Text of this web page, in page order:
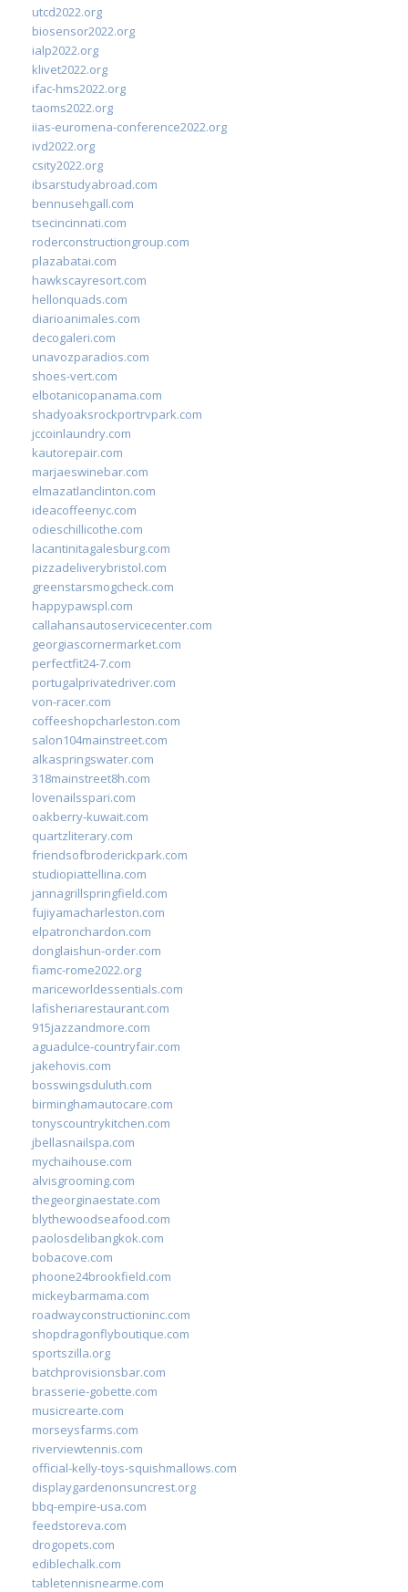
utcd2022.org
biosensor2022.org
ialp2022.org
klivet2022.org
ifac-hms2022.org
taoms2022.org
iias-euromena-conference2022.org
ivd2022.org
csity2022.org
ibsarstudyabroad.com
bennusehgall.com
tsecincinnati.com
roderconstructiongroup.com
plazabatai.com
hawkscayresort.com
hellonquads.com
diarioanimales.com
decogaleri.com
unavozparadios.com
shoes-vert.com
elbotanicopanama.com
shadyoaksrockportrvpark.com
jccoinlaundry.com
kautorepair.com
marjaeswinebar.com
elmazatlanclinton.com
ideacoffeenyc.com
odieschillicothe.com
lacantinitagalesburg.com
pizzadeliverybristol.com
greenstarsmogcheck.com
happypawspl.com
callahansautoservicecenter.com
georgiascornermarket.com
perfectfit24-7.com
portugalprivatedriver.com
von-racer.com
coffeeshopcharleston.com
salon104mainstreet.com
alkaspringswater.com
318mainstreet8h.com
lovenailsspari.com
oakberry-kuwait.com
quartzliterary.com
friendsofbroderickpark.com
studiopiattellina.com
jannagrillspringfield.com
fujiyamacharleston.com
elpatronchardon.com
donglaishun-order.com
fiamc-rome2022.org
mariceworldessentials.com
lafisheriarestaurant.com
915jazzandmore.com
aguadulce-countryfair.com
jakehovis.com
bosswingsduluth.com
birminghamautocare.com
tonyscountrykitchen.com
jbellasnailspa.com
mychaihouse.com
alvisgrooming.com
thegeorginaestate.com
blythewoodseafood.com
paolosdelibangkok.com
bobacove.com
phoone24brookfield.com
mickeybarmama.com
roadwayconstructioninc.com
shopdragonflyboutique.com
sportszilla.org
batchprovisionsbar.com
brasserie-gobette.com
musicrearte.com
morseysfarms.com
riverviewtennis.com
official-kelly-toys-squishmallows.com
displaygardenonsuncrest.org
bbq-empire-usa.com
feedstoreva.com
drogopets.com
ediblechalk.com
tabletennisnearme.com